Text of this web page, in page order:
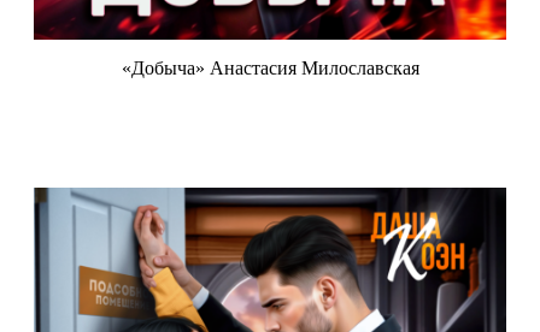
«Добыча» Анастасия Милославская